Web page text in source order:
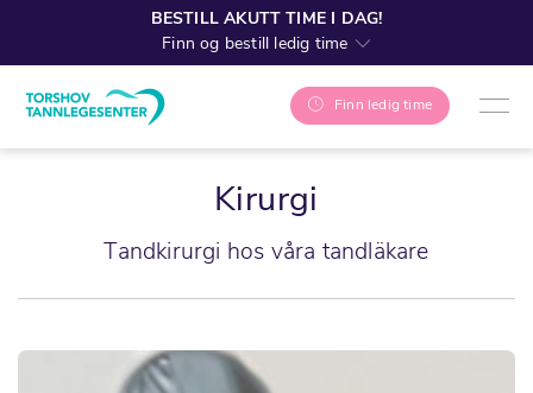
BESTILL AKUTT TIME I DAG!
Finn og bestill ledig time
Finn ledig time
Kirurgi
Tandkirurgi hos våra tandläkare